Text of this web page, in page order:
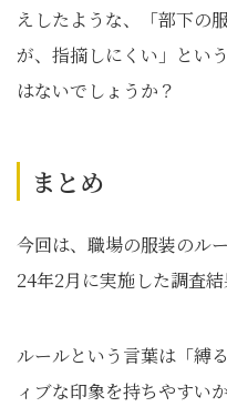
えしたような、「部下の
が、指摘しにくい」とい
はないでしょうか？
まとめ
今回は、職場の服装のル
24年2月に実施した調査
ルールという言葉は「縛
ィブな印象を持ちやすい